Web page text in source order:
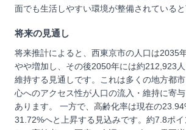
面でも生活しやすい環境が整備されていると
将来の見通し
将来推計によると、西東京市の人口は2035
やや増加し、その後2050年には約212,923
維持する見通しです。これは多くの地方都
心へのアクセス性が人口の流入・維持に寄
あります。 一方で、高齢化率は現在の
31.72%へと上昇する見込みです。約7.8ポ